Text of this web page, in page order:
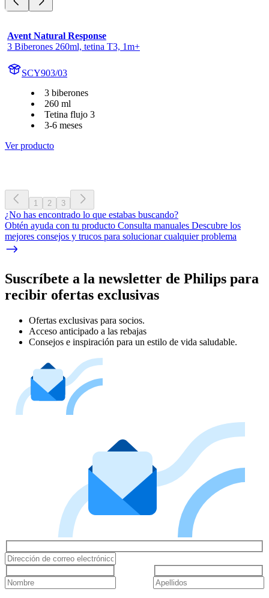
Avent Natural Response
3 Biberones 260ml, tetina T3, 1m+
SCY903/03
3 biberones
260 ml
Tetina flujo 3
3-6 meses
Ver producto
1 2 3
¿No has encontrado lo que estabas buscando?
Obtén ayuda con tu producto Consulta manuales Descubre los
mejores consejos y trucos para solucionar cualquier problema
Suscríbete a la newsletter de Philips para
recibir ofertas exclusivas
Ofertas exclusivas para socios.
Acceso anticipado a las rebajas
Consejos e inspiración para un estilo de vida saludable.